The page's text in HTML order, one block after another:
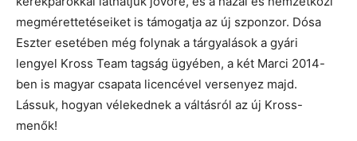
megmérettetéseiket is támogatja az új szponzor. Dósa
Eszter esetében még folynak a tárgyalások a gyári
lengyel Kross Team tagság ügyében, a két Marci 2014-
ben is magyar csapata licencével versenyez majd.
Lássuk, hogyan vélekednek a váltásról az új Kross-
menők!